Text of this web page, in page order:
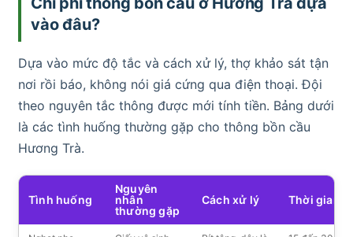
vào đâu?
Dựa vào mức độ tắc và cách xử lý, thợ khảo sát tận
nơi rồi báo, không nói giá cứng qua điện thoại. Đội
theo nguyên tắc thông được mới tính tiền. Bảng dưới
là các tình huống thường gặp cho thông bồn cầu
Hương Trà.
Tình huống
Nguyên
nhân
thường gặp
Cách xử lý Thời gian